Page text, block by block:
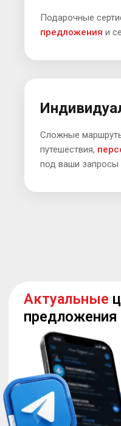
Подарочные
предложения и
Сложные
путешествия,
под ваши запросы
Быстроподберем
Подписывайтесь на наш